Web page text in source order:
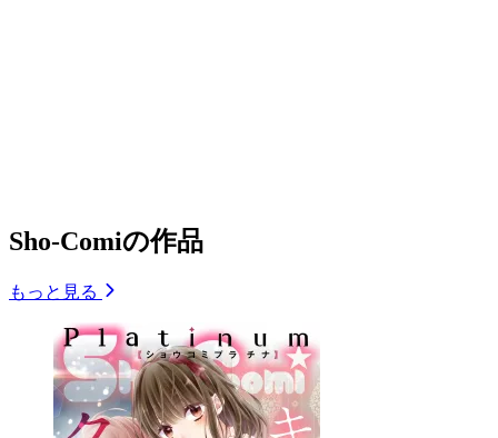
Sho-Comiの作品
もっと見る